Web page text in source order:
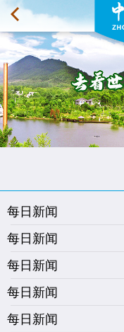
每日新闻
每日新闻
每日新闻
每日新闻
每日新闻